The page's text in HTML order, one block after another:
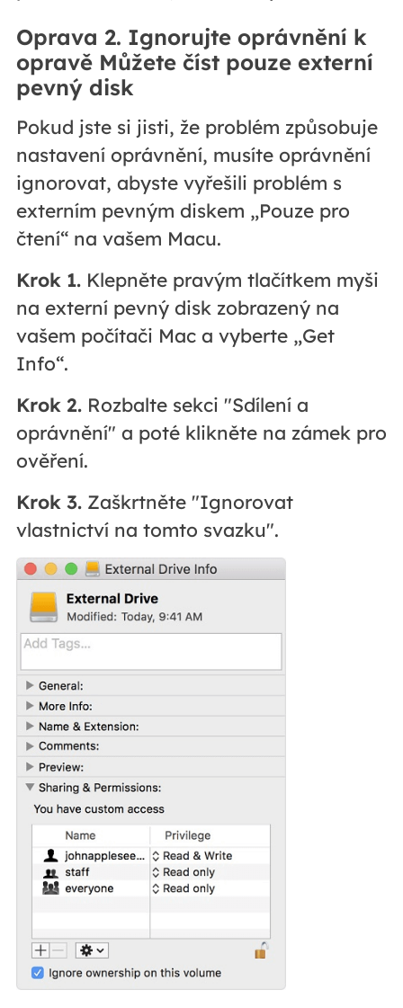
Oprava 2. Ignorujte oprávnění k
opravě Můžete číst pouze externí
pevný disk
Pokud jste si jisti, že problém způsobuje
nastavení oprávnění, musíte oprávnění
ignorovat, abyste vyřešili problém s
externím pevným diskem „Pouze pro
čtení“ na vašem Macu.
Krok 1.Klepněte pravým tlačítkem myši
na externí pevný disk zobrazený na
vašem počítači Mac a vyberte „Get
Info“.
Krok 2.Rozbalte sekci "Sdílení a
oprávnění" a poté klikněte na zámek pro
ověření.
Krok 3.Zaškrtněte "Ignorovat
vlastnictví na tomto svazku".